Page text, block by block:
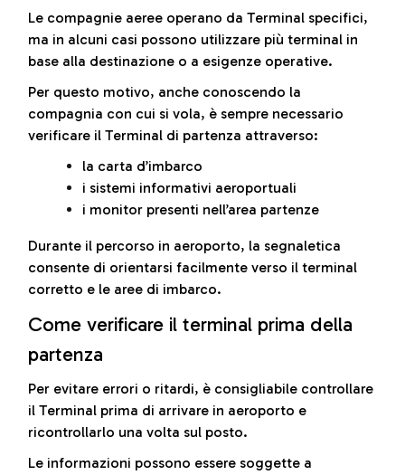
Le compagnie aeree operano da Terminal specifici,
ma in alcuni casi possono utilizzare più terminal in
base alla destinazione o a esigenze operative.
Per questo motivo, anche conoscendo la
compagnia con cui si vola, è sempre necessario
verificare il Terminal di partenza attraverso:
la carta d’imbarco
i sistemi informativi aeroportuali
i monitor presenti nell’area partenze
Durante il percorso in aeroporto, la segnaletica
consente di orientarsi facilmente verso il terminal
corretto e le aree di imbarco.
Come verificare il terminal prima della
partenza
Per evitare errori o ritardi, è consigliabile controllare
il Terminal prima di arrivare in aeroporto e
ricontrollarlo una volta sul posto.
Le informazioni possono essere soggette a